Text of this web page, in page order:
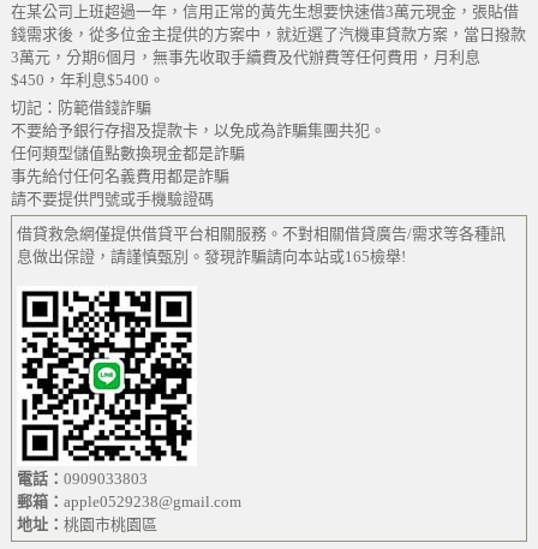
在某公司上班超過一年，信用正常的黃先生想要快速借3萬元現金，張貼借
錢需求後，從多位金主提供的方案中，就近選了汽機車貸款方案，當日撥款
3萬元，分期6個月，無事先收取手續費及代辦費等任何費用，月利息
$450，年利息$5400。
切記：防範借錢詐騙
不要給予銀行存摺及提款卡，以免成為詐騙集團共犯。
任何類型儲值點數換現金都是詐騙
事先給付任何名義費用都是詐騙
請不要提供門號或手機驗證碼
借貸救急網僅提供借貸平台相關服務。不對相關借貸廣告/需求等各種訊
息做出保證，請謹慎甄別。發現詐騙請向本站或165檢舉!
電話：0909033803
郵箱：apple0529238@gmail.com
地址：桃園市桃園區